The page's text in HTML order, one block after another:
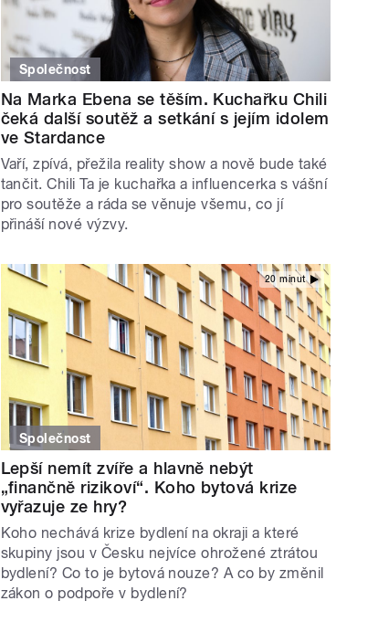
Společnost
Na Marka Ebena se těším. Kuchařku Chili
čeká další soutěž a setkání s jejím idolem
ve Stardance
Vaří, zpívá, přežila reality show a nově bude také
tančit. Chili Ta je kuchařka a influencerka s vášní
pro soutěže a ráda se věnuje všemu, co jí
přináší nové výzvy.
20 minut
Společnost
Lepší nemít zvíře a hlavně nebýt
„finančně rizikoví“. Koho bytová krize
vyřazuje ze hry?
Koho nechává krize bydlení na okraji a které
skupiny jsou v Česku nejvíce ohrožené ztrátou
bydlení? Co to je bytová nouze? A co by změnil
zákon o podpoře v bydlení?